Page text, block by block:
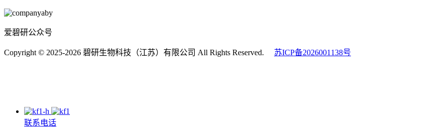
爱碧研公众号
Copyright © 2025-2026 碧研生物科技（江苏）有限公司 All Rights Reserved. 苏ICP备2026001138号
联系电话